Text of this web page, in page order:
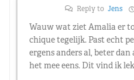
Reply to Jens
Wauw wat ziet Amalia er
chique tegelijk. Past echt
ergens anders al, beter
het mee eens. Dit vind ik